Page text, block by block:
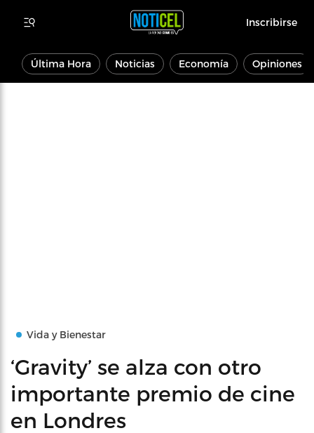
Inscribirse
Última Hora Noticias Economía Opiniones
Vida y Bienestar
‘Gravity’ se alza con otro
importante premio de cine
en Londres